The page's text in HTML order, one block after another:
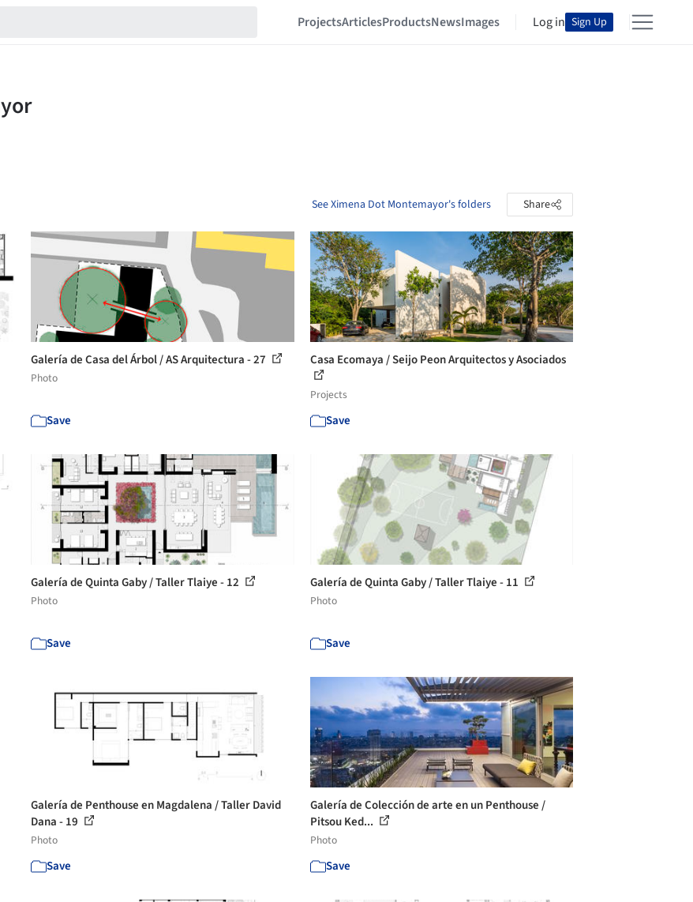
ProjectsArticlesProductsNewsImages Log in Sign Up
See Ximena Dot Montemayor's folders Share
Galería de Casa del Árbol / AS Arquitectura - 27
Photo
Save
Casa Ecomaya / Seijo Peon Arquitectos y Asociados
Projects
Save
Galería de Quinta Gaby / Taller Tlaiye - 12
Photo
Save
Galería de Quinta Gaby / Taller Tlaiye - 11
Photo
Save
Galería de Penthouse en Magdalena / Taller David
Dana - 19
Photo
Save
Galería de Colección de arte en un Penthouse /
Pitsou Ked...
Photo
Save